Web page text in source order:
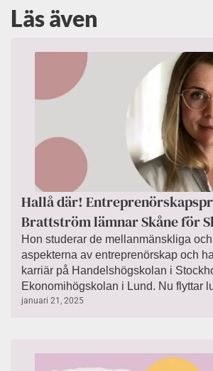
Läs även
Hallå där!
Brattström lämnar Skåne för
Hon studerar de mellanmänskliga
aspekterna av entreprenörskap och
karriär på Handelshögskolan i
Ekonomihögskolan i Lund. Nu flyttar
januari 21, 2025